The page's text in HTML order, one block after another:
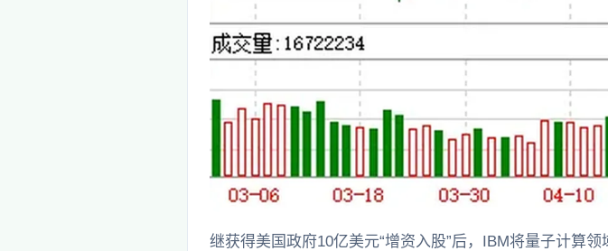
继获得美国政府10亿美元“增资入股”后，IBM将量子计算